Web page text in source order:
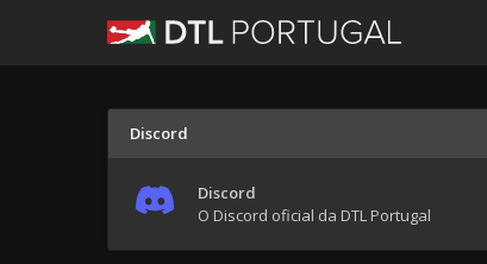
Discord
Discord
O Discord oficial da DTL Portugal